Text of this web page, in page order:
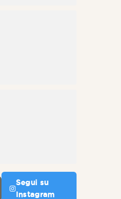
Segui su
Instagram